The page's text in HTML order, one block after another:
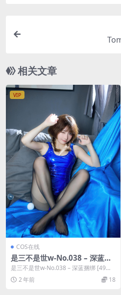
相关文章
VIP
COS在线
是三不是世w-No.038 – 深蓝捆
绑 [49P]
是三不是世w-No.038 – 深蓝捆绑 [49
P]，是三不是世w在线作品导航：...
2 年前 18